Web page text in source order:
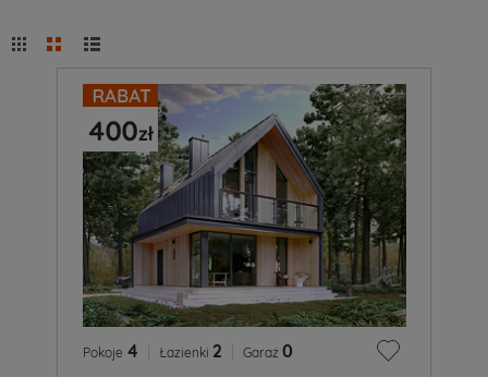
Pokoje 4 Łazienki 2 Garaż 0